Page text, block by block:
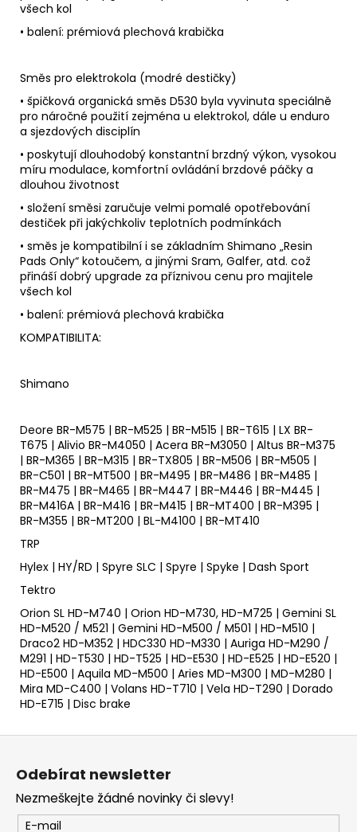
všech kol
• balení: prémiová plechová krabička
Směs pro elektrokola (modré destičky)
• špičková organická směs D530 byla vyvinuta speciálně
pro náročné použití zejména u elektrokol, dále u enduro
a sjezdových disciplín
• poskytují dlouhodobý konstantní brzdný výkon, vysokou
míru modulace, komfortní ovládání brzdové páčky a
dlouhou životnost
• složení směsi zaručuje velmi pomalé opotřebování
destiček při jakýchkoliv teplotních podmínkách
• směs je kompatibilní i se základním Shimano „Resin
Pads Only“ kotoučem, a jinými Sram, Galfer, atd. což
přináší dobrý upgrade za příznivou cenu pro majitele
všech kol
• balení: prémiová plechová krabička
KOMPATIBILITA:
Shimano
Deore BR-M575 | BR-M525 | BR-M515 | BR-T615 | LX BR-
T675 | Alivio BR-M4050 | Acera BR-M3050 | Altus BR-M375
| BR-M365 | BR-M315 | BR-TX805 | BR-M506 | BR-M505 |
BR-C501 | BR-MT500 | BR-M495 | BR-M486 | BR-M485 |
BR-M475 | BR-M465 | BR-M447 | BR-M446 | BR-M445 |
BR-M416A | BR-M416 | BR-M415 | BR-MT400 | BR-M395 |
BR-M355 | BR-MT200 | BL-M4100 | BR-MT410
TRP
Hylex | HY/RD | Spyre SLC | Spyre | Spyke | Dash Sport
Tektro
Orion SL HD-M740 | Orion HD-M730, HD-M725 | Gemini SL
HD-M520 / M521 | Gemini HD-M500 / M501 | HD-M510 |
Draco2 HD-M352 | HDC330 HD-M330 | Auriga HD-M290 /
M291 | HD-T530 | HD-T525 | HD-E530 | HD-E525 | HD-E520 |
HD-E500 | Aquila MD-M500 | Aries MD-M300 | MD-M280 |
Mira MD-C400 | Volans HD-T710 | Vela HD-T290 | Dorado
HD-E715 | Disc brake
Z
Odebírat newsletter
Nezmeškejte žádné novinky či slevy!
E-mail